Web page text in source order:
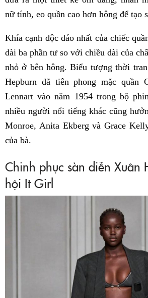
nữ tính, eo quần cao hơn hông để tạo
Khía cạnh độc đáo nhất của chiếc
dài ba phần tư so với chiều dài của
nhỏ ở bên hông. Biểu tượng thời
Hepburn đã tiên phong mặc quần
Lennart vào năm 1954 trong bộ
nhiều người nổi tiếng khác cũng
Monroe, Anita Ekberg và Grace
của bà.
Chinh phục sàn diễn Xuân
hội It Girl